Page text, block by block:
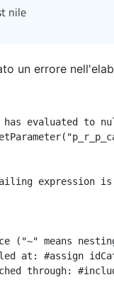
un errore
has evaluated to
expression is
("~" means
nile